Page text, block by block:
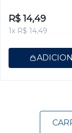
R$ 14,49
1x R$ 14,49